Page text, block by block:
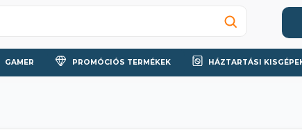
GAMER PROMÓCIÓS TERMÉKEK HÁZTARTÁSI